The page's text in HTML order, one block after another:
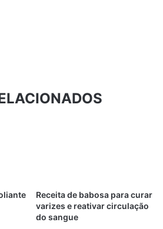
Receita de babosa para curar
varizes e reativar circulação
do sangue